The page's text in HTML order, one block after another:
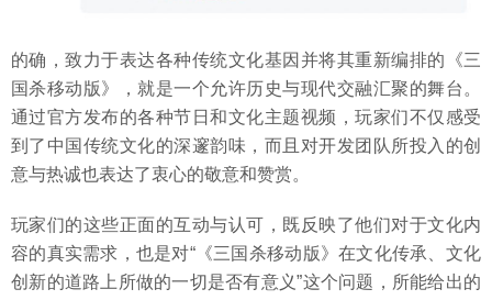
的确，致力于表达各种传统文化基因并将其重新编排的《三
国杀移动版》，就是一个允许历史与现代交融汇聚的舞台。
通过官方发布的各种节日和文化主题视频，玩家们不仅感受
到了中国传统文化的深邃韵味，而且对开发团队所投入的创
意与热诚也表达了衷心的敬意和赞赏。
玩家们的这些正面的互动与认可，既反映了他们对于文化内
容的真实需求，也是对“《三国杀移动版》在文化传承、文化
创新的道路上所做的一切是否有意义”这个问题，所能给出的